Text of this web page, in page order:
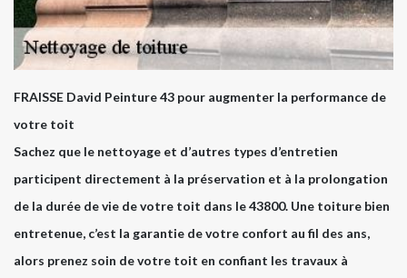
FRAISSE David Peinture 43 pour augmenter la performance de
votre toit
Sachez que le nettoyage et d’autres types d’entretien
participent directement à la préservation et à la prolongation
de la durée de vie de votre toit dans le 43800. Une toiture bien
entretenue, c’est la garantie de votre confort au fil des ans,
alors prenez soin de votre toit en confiant les travaux à